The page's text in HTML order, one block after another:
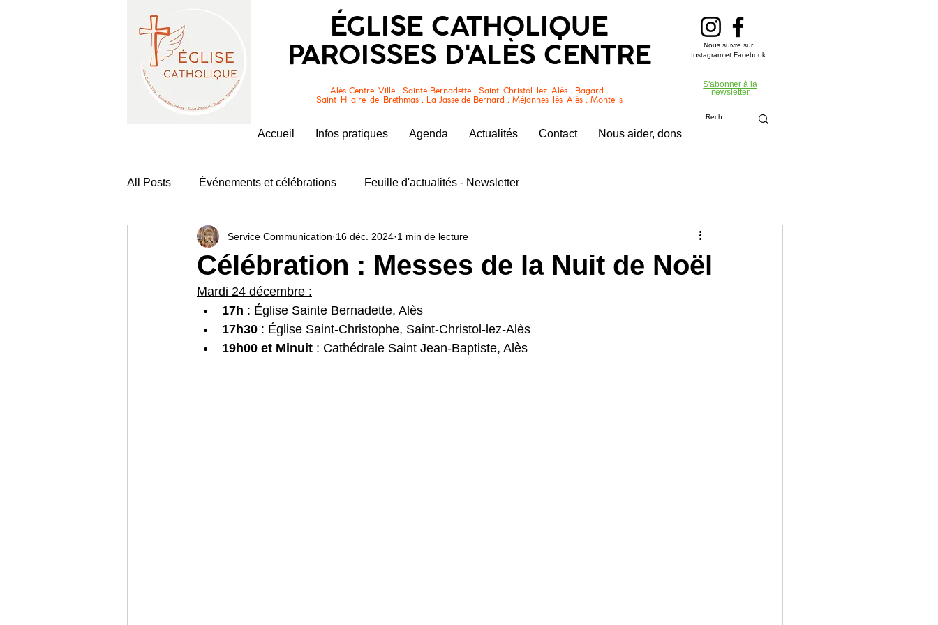
ÉGLISE CATHOLIQUE
PAROISSES D'ALÈS CENTRE
Nous suivre sur
Instagram et Facebook
Alès Centre-Ville . Sainte Bernadette . Saint-Christol-lez-Alès . Bagard .
Saint-Hilaire-de-Brethmas . La Jasse de Bernard . Méjannes-lès-Alès . Monteils
Accueil Infos pratiques Agenda Actualités Contact Nous aider, dons
S'abonner à la
newsletter
All Posts Événements et célébrations Feuille d'actualités - Newsletter
Célébration : Messes de la Nuit de Noël
Service Communication 16 déc. 2024 1 min de lecture
Mardi 24 décembre :
17h : Église Sainte Bernadette, Alès
17h30 : Église Saint-Christophe, Saint-Christol-lez-Alès
19h00 et Minuit : Cathédrale Saint Jean-Baptiste, Alès